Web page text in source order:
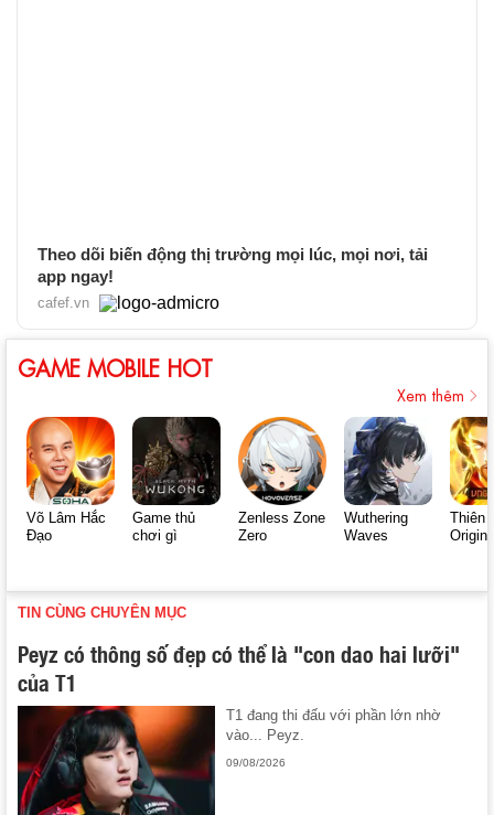
Theo dõi biến động thị trường mọi lúc, mọi nơi, tải
app ngay!
cafef.vn
GAME MOBILE HOT
Xem thêm
Võ Lâm Hắc
Đạo
Game thủ
chơi gì
Zenless Zone
Zero
Wuthering
Waves
Thiên
Origin
TIN CÙNG CHUYÊN MỤC
Peyz có thông số đẹp có thể là "con dao hai lưỡi"
của T1
T1 đang thi đấu với phần lớn nhờ
vào... Peyz.
09/08/2026